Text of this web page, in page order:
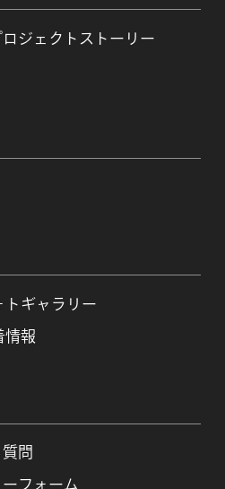
ロジェクトストーリー
トギャラリー
情報
問
フォーム